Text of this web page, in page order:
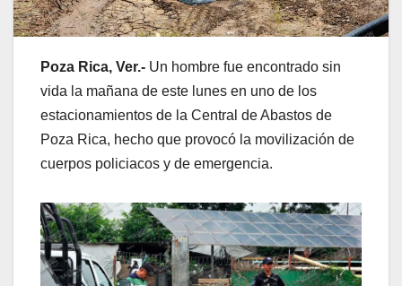
Poza Rica, Ver.- Un hombre fue encontrado sin
vida la mañana de este lunes en uno de los
estacionamientos de la Central de Abastos de
Poza Rica, hecho que provocó la movilización de
cuerpos policiacos y de emergencia.